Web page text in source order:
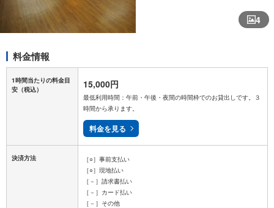
4
料金情報
1時間当たりの料金目
安 （税込） 15,000円
最低利用時間：午前・午後・夜間の時間枠でのお貸出しです。３
時間から承ります。
料金を見る
決済方法
［○］事前支払い
［○］現地払い
［－］請求書払い
［－］カード払い
［－］その他